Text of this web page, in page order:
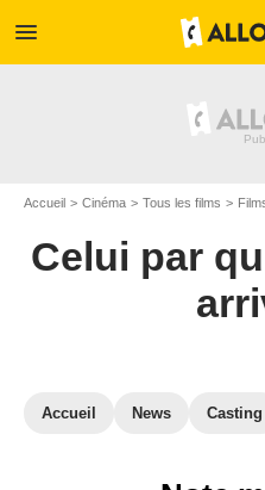
menu
Accueil Cinéma Tous les films
Celui par
Accueil News Casting